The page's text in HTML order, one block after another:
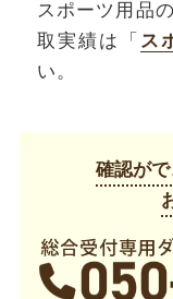
スポーツ用品
取実績は「 ス
い。
確認が